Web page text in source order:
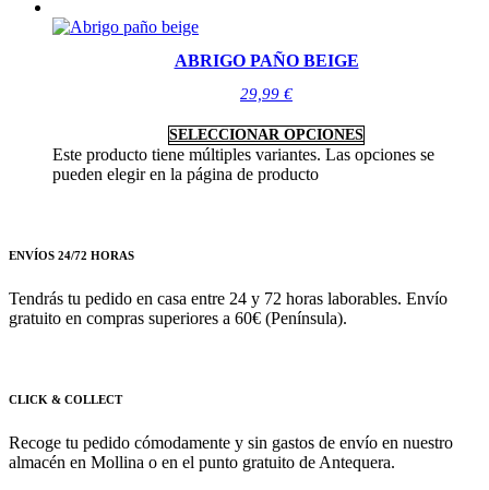
ABRIGO PAÑO BEIGE
29,99 €
SELECCIONAR OPCIONES
Este producto tiene múltiples variantes. Las opciones se
pueden elegir en la página de producto
ENVÍOS 24/72 HORAS
Tendrás tu pedido en casa entre 24 y 72 horas laborables. Envío
gratuito en compras superiores a 60€ (Península).
CLICK & COLLECT
Recoge tu pedido cómodamente y sin gastos de envío en nuestro
almacén en Mollina o en el punto gratuito de Antequera.